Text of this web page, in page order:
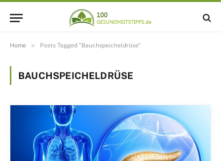
Home » Posts Tagged "Bauchspeicheldrüse"
BAUCHSPEICHELDRÜSE